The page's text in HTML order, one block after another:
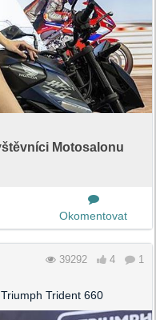
Motosalonu
Okomentovat
39292 4 1
Trident 660